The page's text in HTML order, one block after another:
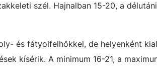
szél. Hajnalban 15-20, a
és fátyolfelhőkkel, de helyenként
kísérik. A minimum 16-21, a